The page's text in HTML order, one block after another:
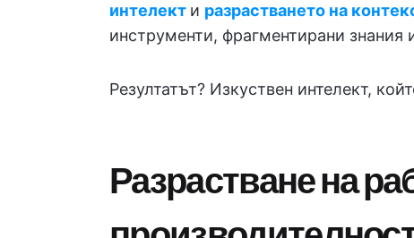
интелект и разрастването на
инструменти, фрагментирани
Резултатът? Изкуствен интелект,
Разрастване на